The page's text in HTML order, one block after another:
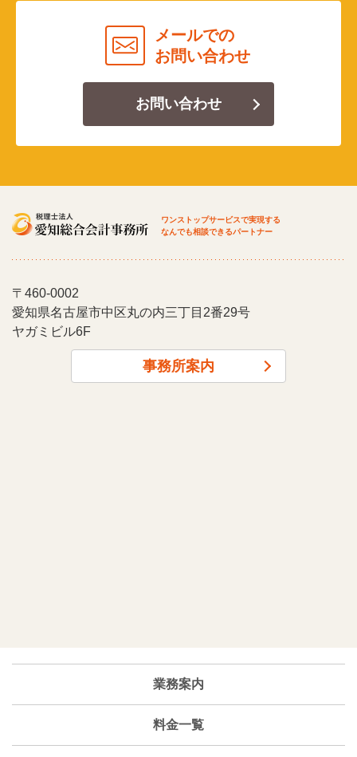
メールでの
お問い合わせ
お問い合わせ
ワンストップサービスで実現する
なんでも相談できるパートナー
〒460-0002
愛知県名古屋市中区丸の内三丁目2番29号
ヤガミビル6F
事務所案内
業務案内
料金一覧